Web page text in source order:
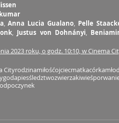
, Anna Lucia Gualano, Pelle
, Justus von Dohnányi,
2023 roku, o godz. 10:10, w Cinema
Cityrodzinamiłośćojciecmatkacórka
piesśledztwozwierzakiwieś
odpoczynek